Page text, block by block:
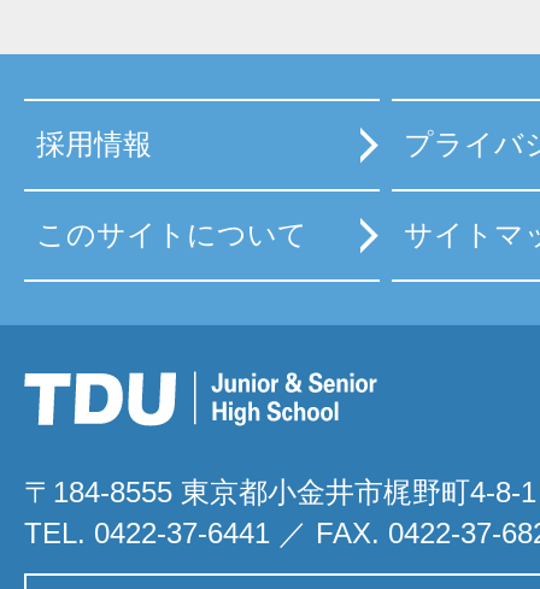
採用情報 プライバ
このサイトについて サイトマ
〒184-8555 東京都小金井市梶野町4-8-1
TEL. 0422-37-6441 ／ FAX. 0422-37-